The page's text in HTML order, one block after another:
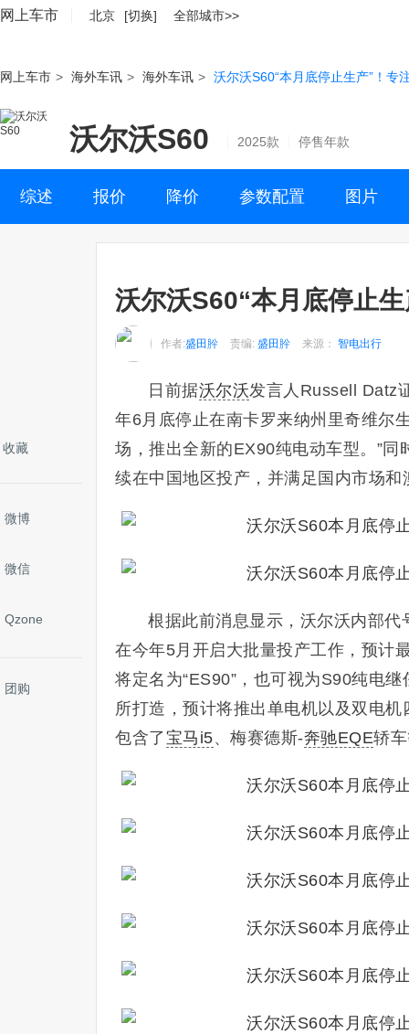
网上车市 北京 [切换] 全部城市>>
网上车市 > 海外车讯 > 海外车讯 > 沃尔沃S60“本月底停止生产”！专
沃尔沃S60 2025款 停售年款
综述 报价 降价 参数配置 图片
收藏
微博
微信
Qzone
团购
沃尔沃S60“本月底停止
作者:盛田肸 责编: 盛田肸 来源： 智电出行
日前据沃尔沃发言人Russell Datz
年6月底停止在南卡罗来纳州里奇维尔
场，推出全新的EX90纯电动车型。”
续在中国地区投产，并满足国内市场
根据此前消息显示，沃尔沃内部
在今年5月开启大批量投产工作，预计
将定名为“ES90”，也可视为S90纯电
所打造，预计将推出单电机以及双电
包含了 宝马i5、梅赛德斯-奔驰EQE轿